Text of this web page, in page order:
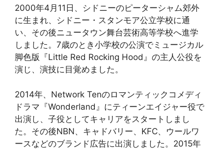
2000年4月11日、シドニーのピーターシャム郊外
に生まれ、シドニー・スタンモア公立学校に通
い、その後ニュータウン舞台芸術高等学校へ進学
しました。7歳のとき小学校の公演でミュージカル
脚色版『Little Red Rocking Hood』の主人公役を
演じ、演技に目覚めました。
2014年、Network Tenのロマンティックコメディ
ドラマ『Wonderland』にティーンエイジャー役で
出演し、子役としてキャリアをスタートしまし
た。その後NBN、キャドバリー、KFC、ウールワ
ースなどのブランド広告に出演しました。2015年